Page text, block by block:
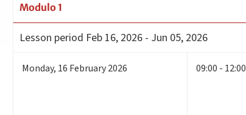
Modulo 1
Lesson period Feb 16, 2026 - Jun 05, 2026
Monday, 16 February 2026 09:00 - 12:00